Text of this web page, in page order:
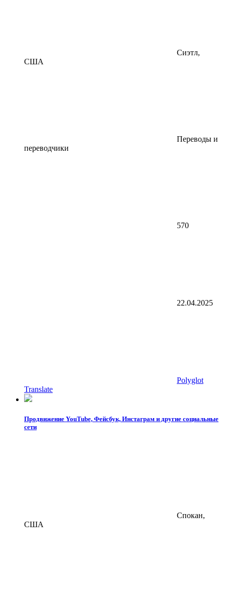
Сиэтл,
США
Переводы и
переводчики
570
22.04.2025
Polyglot
Translate
Продвижение YouTube, Фейсбук, Инстаграм и другие социальные
сети
Спокан,
США